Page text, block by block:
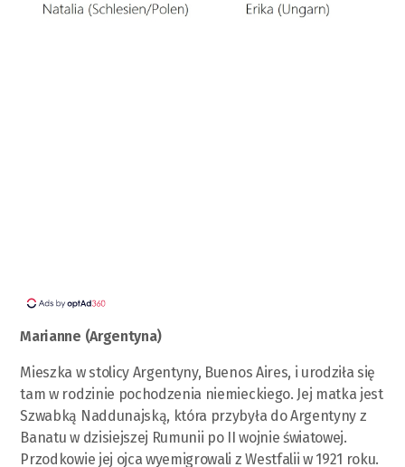
Marianne (Argentyna)
Mieszka w stolicy Argentyny, Buenos Aires, i urodziła się
tam w rodzinie pochodzenia niemieckiego. Jej matka jest
Szwabką Naddunajską, która przybyła do Argentyny z
Banatu w dzisiejszej Rumunii po II wojnie światowej.
Przodkowie jej ojca wyemigrowali z Westfalii w 1921 roku.